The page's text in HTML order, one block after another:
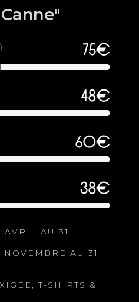
75€
48€
60€
38€
AVRIL AU 31
AU 31
T-SHIRTS &